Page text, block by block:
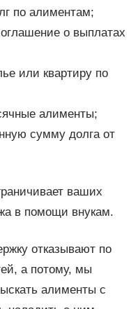
по алиментам;
о выплатах
или квартиру по
алименты;
сумму долга от
ваших
в помощи внукам.
отказывают по
а потому, мы
алименты с